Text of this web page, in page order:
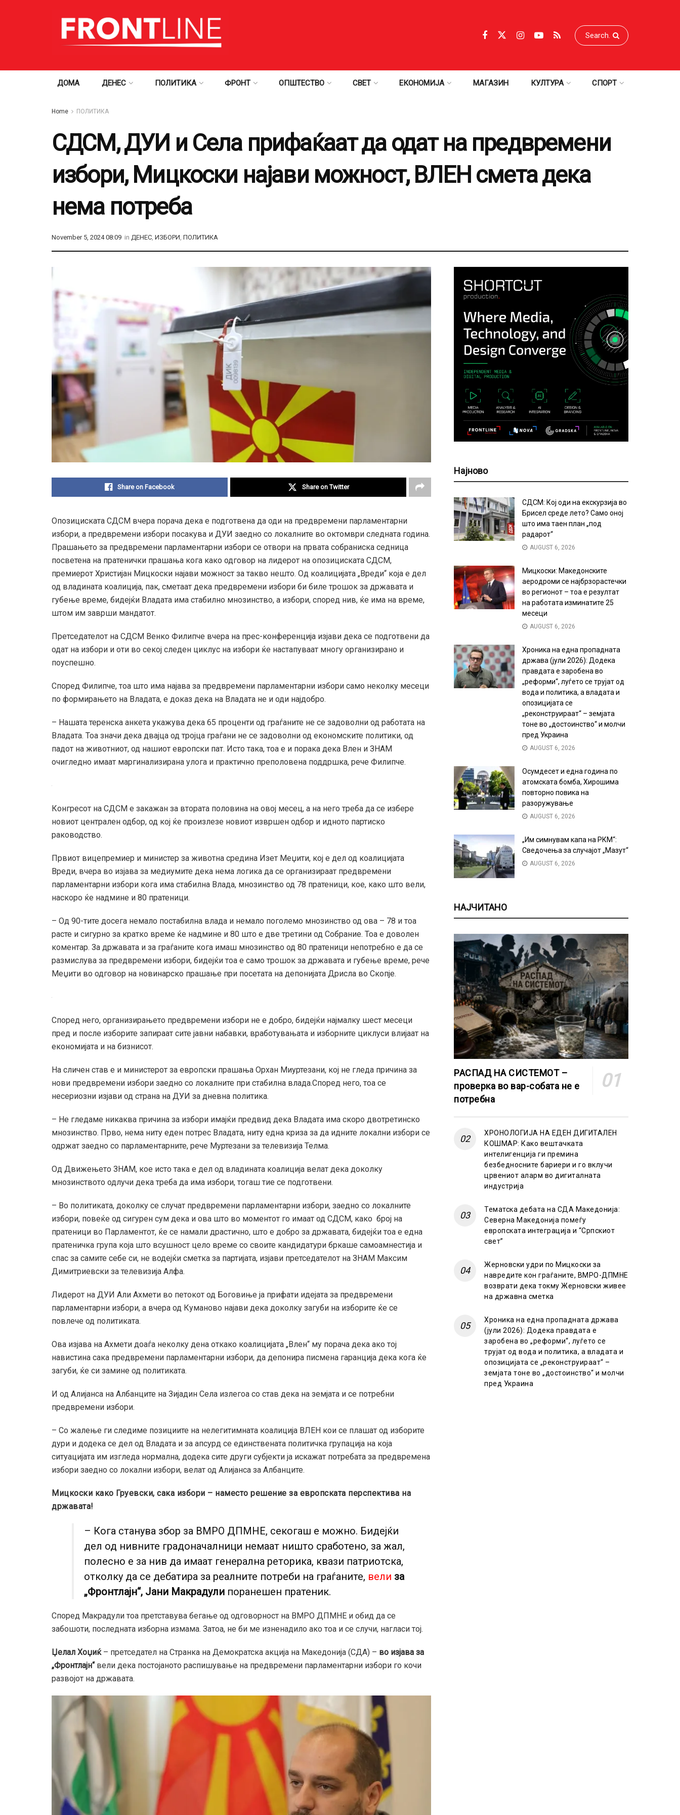
ДОМА ДЕНЕС ПОЛИТИКА ФРОНТ ОПШТЕСТВО СВЕТ ЕКОНОМИЈА МАГАЗИН КУЛТУРА СПОРТ
Home ПОЛИТИКА
СДСМ, ДУИ и Села прифаќаат да одат на предвремени
избори, Мицкоски најави можност, ВЛЕН смета дека
нема потреба
November 5, 2024 08:09 in ДЕНЕС, ИЗБОРИ, ПОЛИТИКА
Share on Facebook Share on Twitter
Опозициската СДСМ вчера порача дека е подготвена да оди на предвремени парламентарни
избори, а предвремени избори посакува и ДУИ заедно со локалните во октомври следната година.
Прашањето за предвремени парламентарни избори се отвори на првата собраниска седница
посветена на пратенички прашања кога како одговор на лидерот на опозициската СДСМ,
премиерот Христијан Мицкоски најави можност за такво нешто. Од коалицијата „Вреди“ која е дел
од владината коалиција, пак, сметаат дека предвремени избори би биле трошок за државата и
губење време, бидејќи Владата има стабилно мнозинство, а избори, според нив, ќе има на време,
штом им заврши мандатот.
Претседателот на СДСМ Венко Филипче вчера на прес-конференција изјави дека се подготвени да
одат на избори и оти во секој следен циклус на избори ќе настапуваат многу организирано и
поуспешно.
Според Филипче, тоа што има најава за предвремени парламентарни избори само неколку месеци
по формирањето на Владата, е доказ дека на Владата не и оди најдобро.
– Нашата теренска анкета укажува дека 65 проценти од граѓаните не се задоволни од работата на
Владата. Тоа значи дека двајца од тројца граѓани не се задоволни од економските политики, од
падот на животниот, од нашиот европски пат. Исто така, тоа е и порака дека Влен и ЗНАМ
очигледно имаат маргинализирана улога и практично преполовена поддршка, рече Филипче.
Конгресот на СДСМ е закажан за втората половина на овој месец, а на него треба да се избере
новиот централен одбор, од кој ќе произлезе новиот извршен одбор и идното партиско
раководство.
Првиот вицепремиер и министер за животна средина Изет Меџити, кој е дел од коалицијата
Вреди, вчера во изјава за медиумите дека нема логика да се организираат предвремени
парламентарни избори кога има стабилна Влада, мнозинство од 78 пратеници, кое, како што вели,
наскоро ќе надмине и 80 пратеници.
– Од 90-тите досега немало постабилна влада и немало поголемо мнозинство од ова – 78 и тоа
расте и сигурно за кратко време ќе надмине и 80 што е две третини од Собрание. Тоа е доволен
коментар. За државата и за граѓаните кога имаш мнозинство од 80 пратеници непотребно е да се
размислува за предвремени избори, бидејќи тоа е само трошок за државата и губење време, рече
Меџити во одговор на новинарско прашање при посетата на депонијата Дрисла во Скопје.
Според него, организирањето предвремени избори не е добро, бидејќи најмалку шест месеци
пред и после изборите запираат сите јавни набавки, вработувањата и изборните циклуси влијаат на
економијата и на бизнисот.
На сличен став е и министерот за европски прашања Орхан Миуртезани, кој не гледа причина за
нови предвремени избори заедно со локалните при стабилна влада.Според него, тоа се
несериозни изјави од страна на ДУИ за дневна политика.
– Не гледаме никаква причина за избори имајќи предвид дека Владата има скоро двотретинско
мнозинство. Прво, нема ниту еден потрес Владата, ниту една криза за да идните локални избори се
одржат заедно со парламентарните, рече Муртезани за телевизија Телма.
Од Движењето ЗНАМ, кое исто така е дел од владината коалиција велат дека доколку
мнозинството одлучи дека треба да има избори, тогаш тие се подготвени.
– Во политиката, доколку се случат предвремени парламентарни избори, заедно со локалните
избори, повеќе од сигурен сум дека и ова што во моментот го имаат од СДСМ, како број на
пратеници во Парламентот, ќе се намали драстично, што е добро за државата, бидејќи тоа е една
пратеничка група која што всушност цело време со своите кандидатури бркаше самоамнестија и
спас за самите себе си, не водејќи сметка за партијата, изјави претседателот на ЗНАМ Максим
Димитриевски за телевизија Алфа.
Лидерот на ДУИ Али Ахмети во петокот од Боговиње ја прифати идејата за предвремени
парламентарни избори, а вчера од Куманово најави дека доколку загуби на изборите ќе се
повлече од политиката.
Ова изјава на Ахмети доаѓа неколку дена откако коалицијата „Влен“ му порача дека ако тој
навистина сака предвремени парламентарни избори, да депонира писмена гаранција дека кога ќе
загуби, ќе си замине од политиката.
И од Алијанса на Албанците на Зијадин Села излегоа со став дека на земјата и се потребни
предвремени избори.
– Со жалење ги следиме позициите на нелегитимната коалиција ВЛЕН кои се плашат од изборите
дури и додека се дел од Владата и за апсурд се единствената политичка групација на која
ситуацијата им изгледа нормална, додека сите други субјекти ја искажат потребата за предвремена
избори заедно со локални избори, велат од Алијанса за Албанците.
Мицкоски како Груевски, сака избори – наместо решение за европската перспектива на
државата!
– Кога станува збор за ВМРО ДПМНЕ, секогаш е можно. Бидејќи
дел од нивните градоначалници немаат ништо сработено, за жал,
полесно е за нив да имаат генерална реторика, квази патриотска,
отколку да се дебатира за реалните потреби на граѓаните, вели за
„Фронтлајн“, Јани Макрадули поранешен пратеник.
Според Макрадули тоа претставува бегање од одговорност на ВМРО ДПМНЕ и обид да се
забошоти, последната изборна измама. Затоа, не би ме изненадило ако тоа и се случи, нагласи тој.
Џелал Хоџиќ– претседател на Странка на Демократска акција на Македонија (СДА) – во изјава за
„Фронтлајн“вели дека постојаното распишување на предвремени парламентарни избори го кочи
развојот на државата.
Најново
СДСМ: Кој оди на екскурзија во
Брисел среде лето? Само оној
што има таен план „под
радарот“
AUGUST 6, 2026
Мицкоски: Македонските
аеродроми се најбрзорастечки
во регионот – тоа е резултат
на работата изминатите 25
месеци
AUGUST 6, 2026
Хроника на една пропадната
држава (јули 2026): Додека
правдата е заробена во
„реформи“, луѓето се трујат од
вода и политика, а владата и
опозицијата се
„реконструираат“ – земјата
тоне во „достоинство“ и молчи
пред Украина
AUGUST 6, 2026
Осумдесет и една година по
атомската бомба, Хирошима
повторно повика на
разоружување
AUGUST 6, 2026
„Им симнувам капа на РКМ“:
Сведочења за случајот „Мазут“
AUGUST 6, 2026
НАЈЧИТАНО
РАСПАД НА СИСТЕМОТ –
проверка во вар-собата не е
потребна
ХРОНОЛОГИЈА НА ЕДЕН ДИГИТАЛЕН
КОШМАР: Како вештачката
интелигенција ги премина
безбедносните бариери и го вклучи
црвениот аларм во дигиталната
индустрија
Тематска дебата на СДА Македонија:
Северна Македонија помеѓу
европската интеграција и “Српскиот
свет”
Жерновски удри по Мицкоски за
навредите кон граѓаните, ВМРО-ДПМНЕ
возврати дека токму Жерновски живее
на државна сметка
Хроника на една пропадната држава
(јули 2026): Додека правдата е
заробена во „реформи“, луѓето се
трујат од вода и политика, а владата и
опозицијата се „реконструираат“ –
земјата тоне во „достоинство“ и молчи
пред Украина